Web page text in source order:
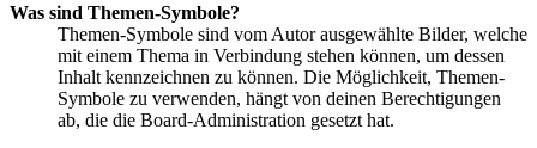
Was sind Themen-Symbole?
Themen-Symbole sind vom Autor ausgewählte Bilder, welche
mit einem Thema in Verbindung stehen können, um dessen
Inhalt kennzeichnen zu können. Die Möglichkeit, Themen-
Symbole zu verwenden, hängt von deinen Berechtigungen
ab, die die Board-Administration gesetzt hat.